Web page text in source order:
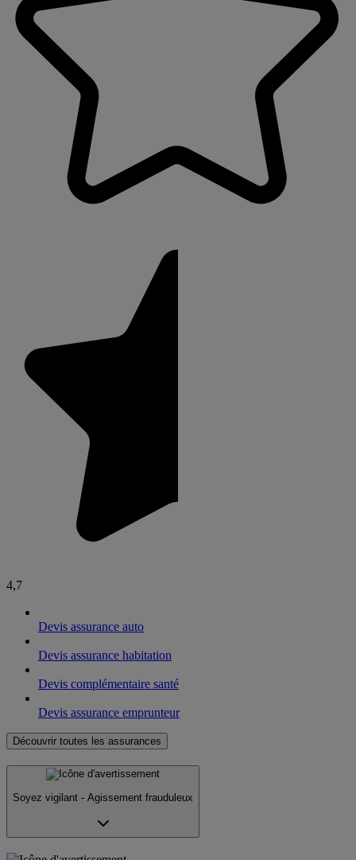
4,7
Devis assurance auto
Devis assurance habitation
Devis complémentaire santé
Devis assurance emprunteur
Découvrir toutes les assurances
Soyez vigilant - Agissement frauduleux